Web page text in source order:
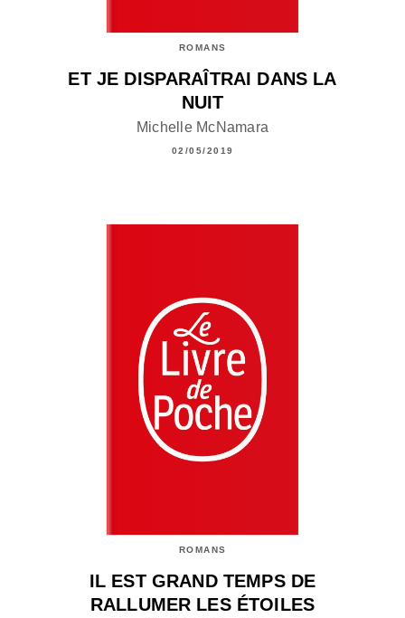
ROMANS
ET JE DISPARAÎTRAI DANS LA
NUIT
Michelle McNamara
02/05/2019
ROMANS
IL EST GRAND TEMPS DE
RALLUMER LES ÉTOILES